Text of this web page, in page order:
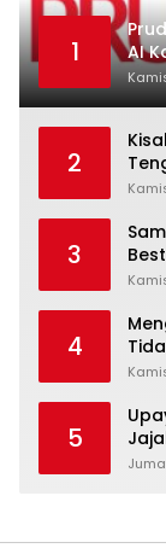
1
AI
2
3
4
5